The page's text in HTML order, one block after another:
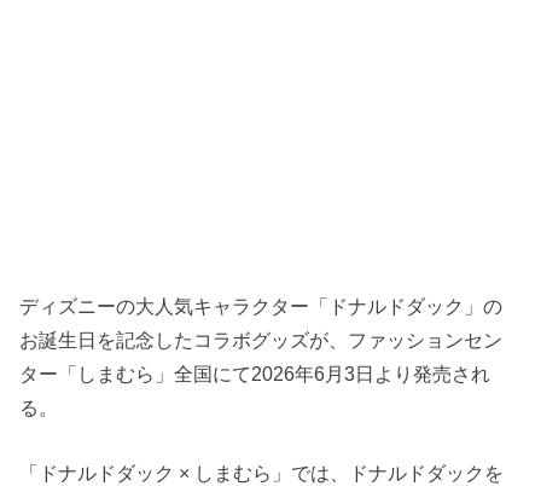
ディズニーの大人気キャラクター「ドナルドダック」の
お誕生日を記念したコラボグッズが、ファッションセン
ター「しまむら」全国にて2026年6月3日より発売され
る。
「ドナルドダック × しまむら」では、ドナルドダックを